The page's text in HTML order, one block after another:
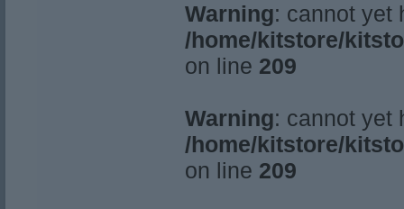
Warning: cannot yet
/home/kitstore/
on line 209
Warning: cannot yet
/home/kitstore/
on line 209